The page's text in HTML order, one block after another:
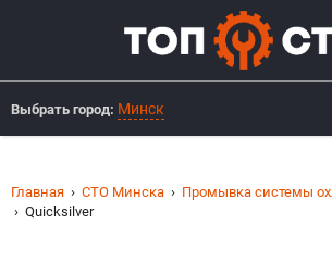
Выбрать город: Минск
Главная СТО Минска
Промывка системы
Quicksilver